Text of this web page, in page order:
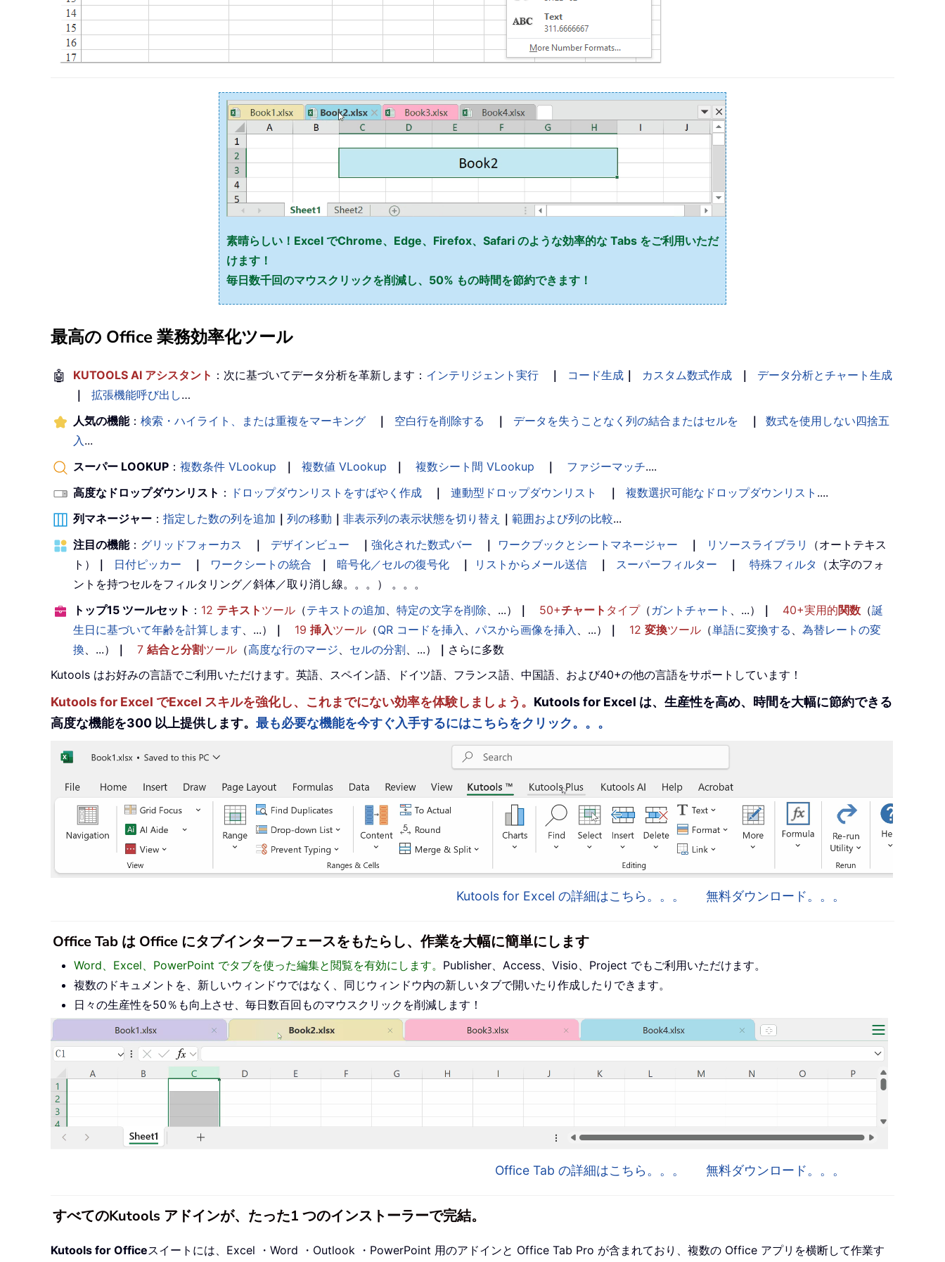
素晴らしい！Excel でChrome、Edge、Firefox、Safari のような効率的な Tabs をご利用いただ
けます！
毎日数千回のマウスクリックを削減し、50% もの時間を節約できます！
最高の Office 業務効率化ツール
🤖 KUTOOLS AI アシスタント ：次に基づいてデータ分析を革新します： インテリジェント実行 ｜ コード生成 ｜ カスタム数式作成 ｜
データ分析とチャート生成
｜
拡張機能呼び出し…
人気の機能： 検索・ハイライト、または重複をマーキング ｜ 空白行を削除する ｜ データを失うことなく列の結合またはセルを ｜
数式を使用しない四捨五
入...
スーパー LOOKUP ： 複数条件 VLookup ｜ 複数値 VLookup ｜ 複数シート間 VLookup ｜ ファジーマッチ....
高度なドロップダウンリスト ： ドロップダウンリストをすばやく作成 ｜ 連動型ドロップダウンリスト ｜ 複数選択可能なドロップダウンリスト ....
列マネージャー ： 指定した数の列を追加 ｜ 列の移動 ｜ 非表示列の表示状態を切り替え ｜ 範囲および列の比較...
注目の機能： グリッドフォーカス ｜ デザインビュー ｜ 強化された数式バー ｜ ワークブックとシートマネージャー ｜ リソースライブラリ
（オートテキス
ト）
｜ 日付ピッカー ｜ ワークシートの統合 ｜ 暗号化／セルの復号化 ｜ リストからメール送信 ｜ スーパーフィルター ｜ 特殊フィルタ （太字のフォ
ントを持つセルをフィルタリング／斜体／取り消し線。。。） 。。。
トップ15 ツールセット ： 12 テキスト ツール （テキストの追加、 特定の文字を削除、...） ｜ 50+チャート タイプ（ ガントチャート 、...） ｜ 40+実用的関数 （誕
生日に基づいて年齢を計算します、...） ｜ 19 挿入ツール （QR コードを挿入 、 パスから画像を挿入 、...） ｜ 12 変換ツール （単語に変換する 、 為替レートの変
換、...） ｜ 7 結合と分割ツール （高度な行のマージ、 セルの分割、...） ｜ さらに多数
Kutools はお好みの言語でご利用いただけます。英語、スペイン語、ドイツ語、フランス語、中国語、および40+の他の言語をサポートしています！
Kutools for Excel でExcel スキルを強化し、これまでにない効率を体験しましょう。 Kutools for Excel は、生産性を高め、時間を大幅に節約できる
高度な機能を300 以上提供します。 最も必要な機能を今すぐ入手するにはこちらをクリック。。。
Kutools for Excel の詳細はこちら。。。 無料ダウンロード。。。
Office Tab は Office にタブインターフェースをもたらし、作業を大幅に簡単にします
Word、Excel、PowerPoint でタブを使った編集と閲覧を有効にします。 Publisher、Access、Visio、Project でもご利用いただけます。
複数のドキュメントを、新しいウィンドウではなく、同じウィンドウ内の新しいタブで開いたり作成したりできます。
日々の生産性を50％も向上させ、毎日数百回ものマウスクリックを削減します！
Office Tab の詳細はこちら。。。 無料ダウンロード。。。
すべてのKutools アドインが、たった1 つのインストーラーで完結。
Kutools for Officeスイートには、Excel ・Word ・Outlook ・PowerPoint 用のアドインと Office Tab Pro が含まれており、複数の Office アプリを横断して作業す